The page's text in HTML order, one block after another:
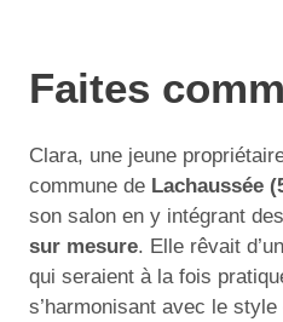
Faites
Clara, une jeune
commune de Lachaussée
son salon en y intégrant
sur mesure. Elle rêvait
qui seraient à la fois
s’harmonisant avec le